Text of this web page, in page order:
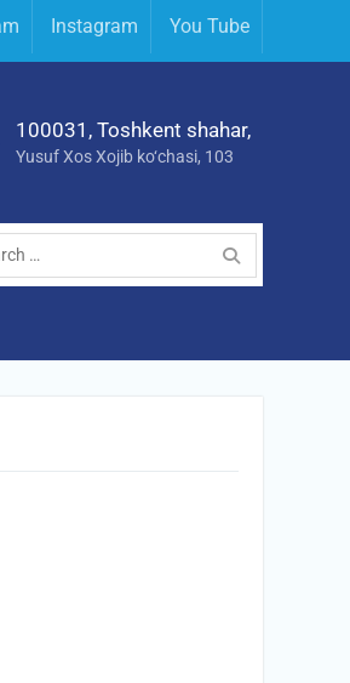
Instagram You Tube
100031, Toshkent shahar,
Yusuf Xos Xojib ko‘chasi, 103